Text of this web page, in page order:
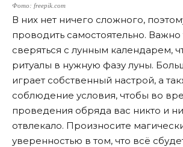
Фото: freepik.com
В них нет ничего сложного,
проводить самостоятельно. Важно
сверяться с лунным календарем,
ритуалы в нужную фазу луны.
играет собственный настрой, а
соблюдение условия, чтобы во
проведения обряда вас никто и
отвлекало. Произносите
уверенностью в том, что всё